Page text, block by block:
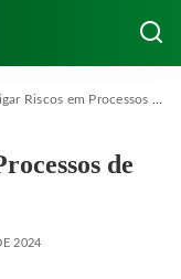
em Processos de Fusão e Aquisição
de
2024